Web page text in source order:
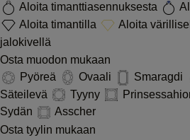
Aloita timanttiasennuksesta
Aloita timantilla
Aloita
jalokivellä
Osta muodon mukaan
Pyöreä
Ovaali Smaragdi
Säteilevä
Tyyny
Sydän
Asscher
Osta tyylin mukaan